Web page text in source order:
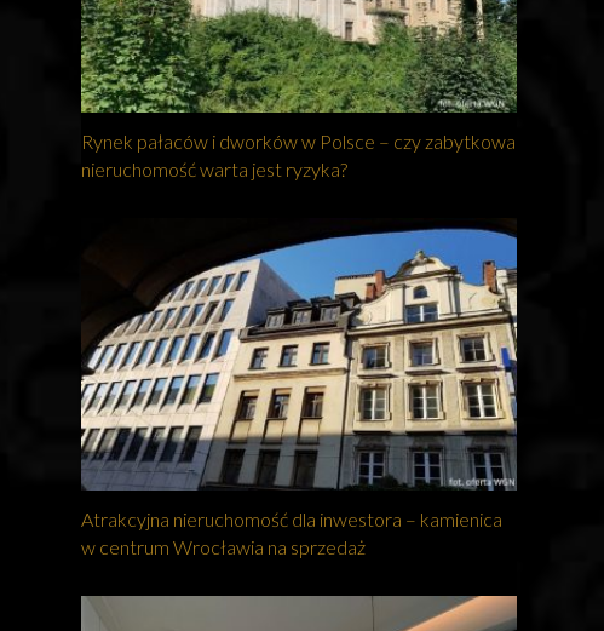
Rynek pałaców i dworków w Polsce – czy zabytkowa
nieruchomość warta jest ryzyka?
Atrakcyjna nieruchomość dla inwestora – kamienica
w centrum Wrocławia na sprzedaż